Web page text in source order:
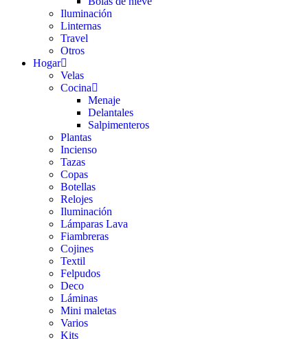
Iluminación
Linternas
Travel
Otros
Hogar
Velas
Cocina
Menaje
Delantales
Salpimenteros
Plantas
Incienso
Tazas
Copas
Botellas
Relojes
Iluminación
Lámparas Lava
Fiambreras
Cojines
Textil
Felpudos
Deco
Láminas
Mini maletas
Varios
Kits